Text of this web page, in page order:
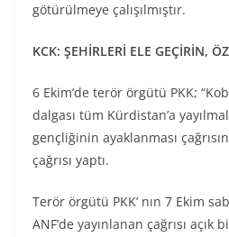
götürülmeye çalışılmıştır.
KCK: ŞEHİRLERİ ELE GEÇİRİN,
6 Ekim’de terör örgütü PKK;
dalgası tüm Kürdistan’a
gençliğinin ayaklanması
çağrısı yaptı.
Terör örgütü PKK’ nın 7 Ekim
ANF’de yayınlanan çağrısı açık